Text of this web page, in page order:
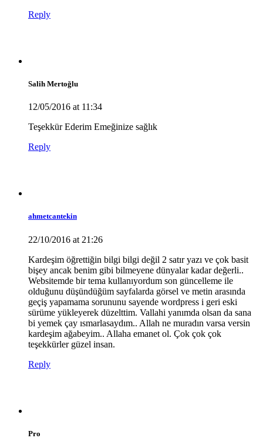
Reply
Salih Mertoğlu
12/05/2016 at 11:34
Teşekkür Ederim Emeğinize sağlık
Reply
ahmetcantekin
22/10/2016 at 21:26
Kardeşim öğrettiğin bilgi bilgi değil 2 satır yazı ve çok basit
bişey ancak benim gibi bilmeyene dünyalar kadar değerli..
Websitemde bir tema kullanıyordum son güncelleme ile
olduğunu düşündüğüm sayfalarda görsel ve metin arasında
geçiş yapamama sorununu sayende wordpress i geri eski
sürüme yükleyerek düzelttim. Vallahi yanımda olsan da sana
bi yemek çay ısmarlasaydım.. Allah ne muradın varsa versin
kardeşim ağabeyim.. Allaha emanet ol. Çok çok çok
teşekkürler güzel insan.
Reply
Pro